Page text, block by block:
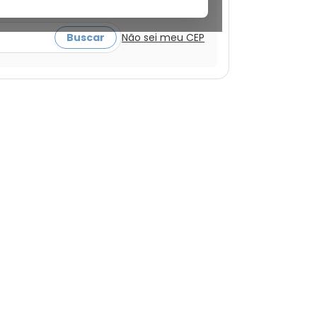
ver ofertas
Buscar Não sei meu CEP